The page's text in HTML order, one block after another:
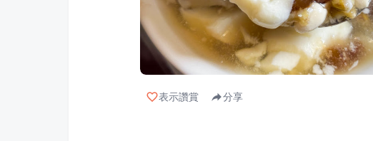
表示讚賞 分享